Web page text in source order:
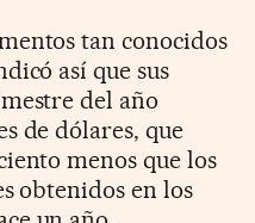
tan conocidos
así que sus
del año
de dólares, que
menos que los
obtenidos en los